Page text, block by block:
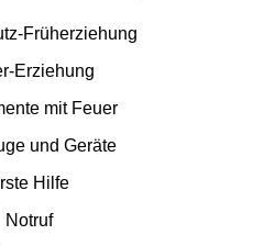
Früherziehung
Erziehung
mit Feuer
und Geräte
Hilfe
Notruf